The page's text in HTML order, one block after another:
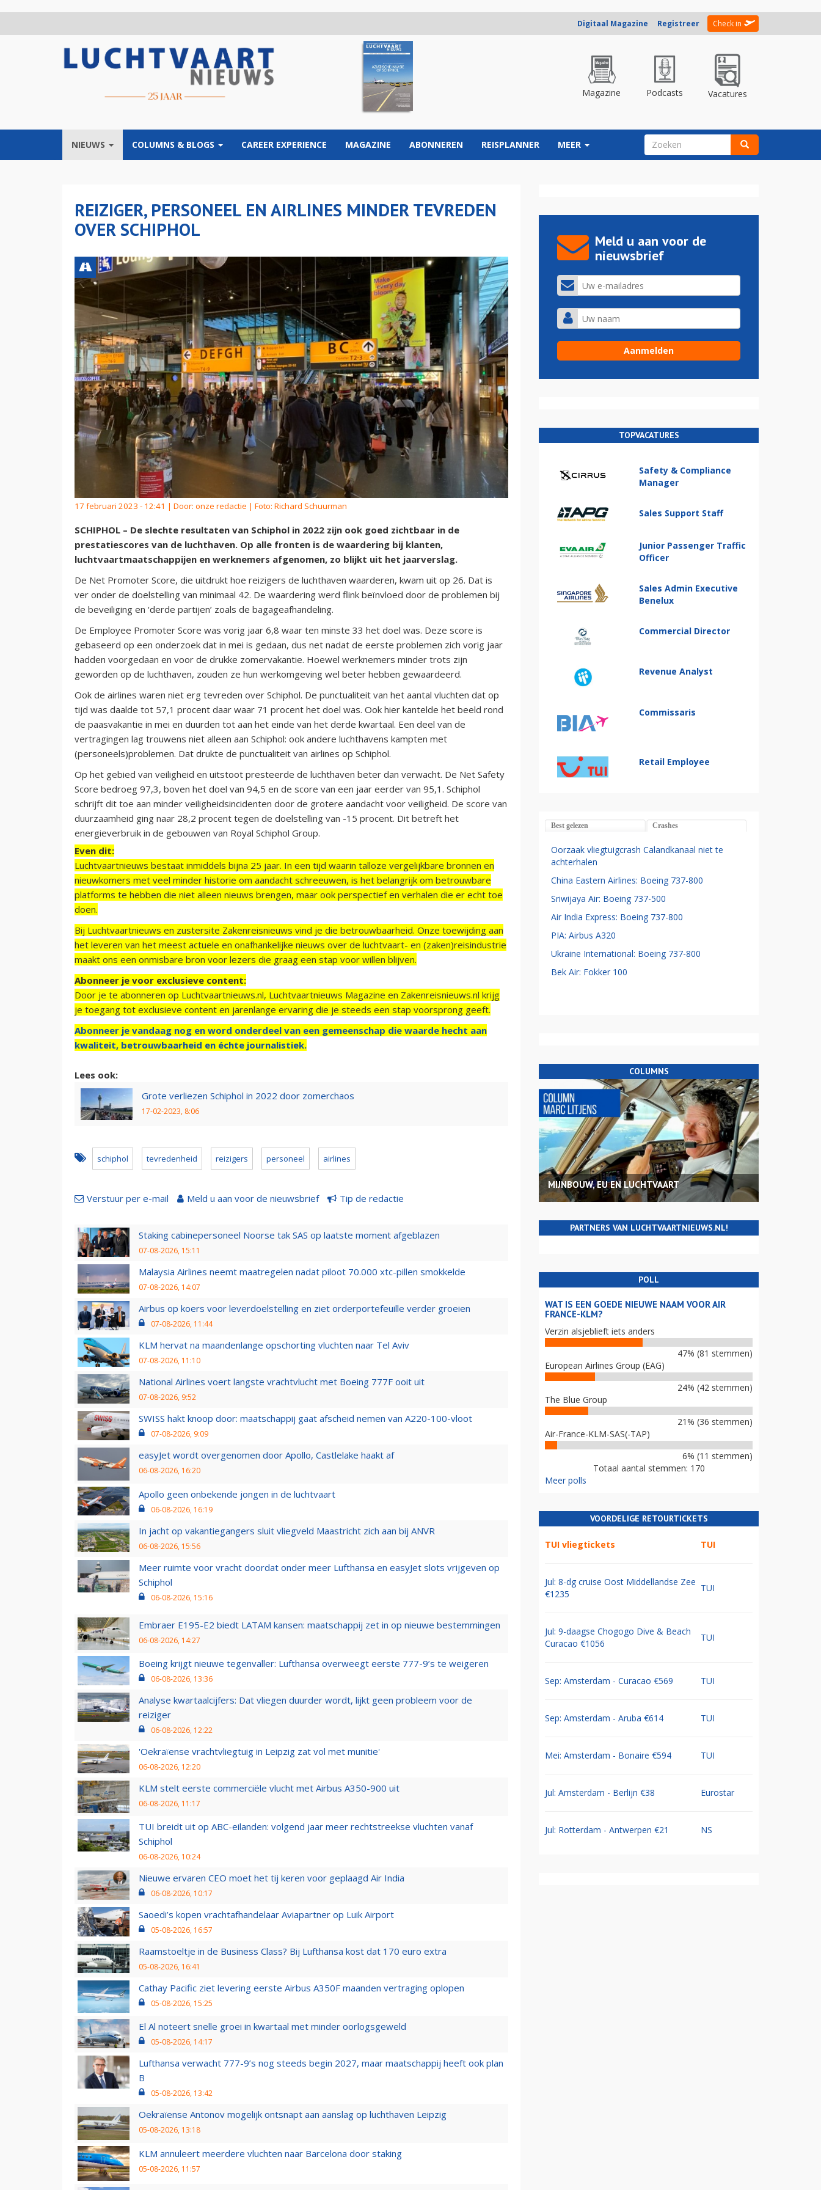
Digitaal Magazine Registreer Check in
Magazine Podcasts Vacatures
NIEUWS COLUMNS & BLOGS CAREER EXPERIENCE MAGAZINE ABONNEREN REISPLANNER MEER ZOEKVELD
REIZIGER, PERSONEEL EN AIRLINES MINDER TEVREDEN
OVER SCHIPHOL
17 februari 2023 - 12:41 | Door: onze redactie | Foto: Richard Schuurman
SCHIPHOL – De slechte resultaten van Schiphol in 2022 zijn ook goed zichtbaar in de
prestatiescores van de luchthaven. Op alle fronten is de waardering bij klanten,
luchtvaartmaatschappijen en werknemers afgenomen, zo blijkt uit het jaarverslag.
De Net Promoter Score, die uitdrukt hoe reizigers de luchthaven waarderen, kwam uit op 26. Dat is
ver onder de doelstelling van minimaal 42. De waardering werd flink beïnvloed door de problemen bij
de beveiliging en ‘derde partijen’ zoals de bagageafhandeling.
De Employee Promoter Score was vorig jaar 6,8 waar ten minste 33 het doel was. Deze score is
gebaseerd op een onderzoek dat in mei is gedaan, dus net nadat de eerste problemen zich vorig jaar
hadden voorgedaan en voor de drukke zomervakantie. Hoewel werknemers minder trots zijn
geworden op de luchthaven, zouden ze hun werkomgeving wel beter hebben gewaardeerd.
Ook de airlines waren niet erg tevreden over Schiphol. De punctualiteit van het aantal vluchten dat op
tijd was daalde tot 57,1 procent daar waar 71 procent het doel was. Ook hier kantelde het beeld rond
de paasvakantie in mei en duurden tot aan het einde van het derde kwartaal. Een deel van de
vertragingen lag trouwens niet alleen aan Schiphol: ook andere luchthavens kampten met
(personeels)problemen. Dat drukte de punctualiteit van airlines op Schiphol.
Op het gebied van veiligheid en uitstoot presteerde de luchthaven beter dan verwacht. De Net Safety
Score bedroeg 97,3, boven het doel van 94,5 en de score van een jaar eerder van 95,1. Schiphol
schrijft dit toe aan minder veiligheidsincidenten door de grotere aandacht voor veiligheid. De score van
duurzaamheid ging naar 28,2 procent tegen de doelstelling van -15 procent. Dit betreft het
energieverbruik in de gebouwen van Royal Schiphol Group.
Even dit:
Luchtvaartnieuws bestaat inmiddels bijna 25 jaar. In een tijd waarin talloze vergelijkbare bronnen en
nieuwkomers met veel minder historie om aandacht schreeuwen, is het belangrijk om betrouwbare
platforms te hebben die niet alleen nieuws brengen, maar ook perspectief en verhalen die er echt toe
doen.
Bij Luchtvaartnieuws en zustersite Zakenreisnieuws vind je die betrouwbaarheid. Onze toewijding aan
het leveren van het meest actuele en onafhankelijke nieuws over de luchtvaart- en (zaken)reisindustrie
maakt ons een onmisbare bron voor lezers die graag een stap voor willen blijven.
Abonneer je voor exclusieve content:
Door je te abonneren op Luchtvaartnieuws.nl, Luchtvaartnieuws Magazine en Zakenreisnieuws.nl krijg
je toegang tot exclusieve content en jarenlange ervaring die je steeds een stap voorsprong geeft.
Abonneer je vandaag nog en word onderdeel van een gemeenschap die waarde hecht aan
kwaliteit, betrouwbaarheid en échte journalistiek.
Lees ook:
Grote verliezen Schiphol in 2022 door zomerchaos
17-02-2023, 8:06
schiphol tevredenheid reizigers personeel airlines
Verstuur per e-mail Meld u aan voor de nieuwsbrief Tip de redactie
Staking cabinepersoneel Noorse tak SAS op laatste moment afgeblazen
07-08-2026, 15:11
Malaysia Airlines neemt maatregelen nadat piloot 70.000 xtc-pillen smokkelde
07-08-2026, 14:07
Airbus op koers voor leverdoelstelling en ziet orderportefeuille verder groeien
07-08-2026, 11:44
KLM hervat na maandenlange opschorting vluchten naar Tel Aviv
07-08-2026, 11:10
National Airlines voert langste vrachtvlucht met Boeing 777F ooit uit
07-08-2026, 9:52
SWISS hakt knoop door: maatschappij gaat afscheid nemen van A220-100-vloot
07-08-2026, 9:09
easyJet wordt overgenomen door Apollo, Castlelake haakt af
06-08-2026, 16:20
Apollo geen onbekende jongen in de luchtvaart
06-08-2026, 16:19
In jacht op vakantiegangers sluit vliegveld Maastricht zich aan bij ANVR
06-08-2026, 15:56
Meer ruimte voor vracht doordat onder meer Lufthansa en easyJet slots vrijgeven op
Schiphol
06-08-2026, 15:16
Embraer E195-E2 biedt LATAM kansen: maatschappij zet in op nieuwe bestemmingen
06-08-2026, 14:27
Boeing krijgt nieuwe tegenvaller: Lufthansa overweegt eerste 777-9’s te weigeren
06-08-2026, 13:36
Analyse kwartaalcijfers: Dat vliegen duurder wordt, lijkt geen probleem voor de
reiziger
06-08-2026, 12:22
'Oekraïense vrachtvliegtuig in Leipzig zat vol met munitie'
06-08-2026, 12:20
KLM stelt eerste commerciële vlucht met Airbus A350-900 uit
06-08-2026, 11:17
TUI breidt uit op ABC-eilanden: volgend jaar meer rechtstreekse vluchten vanaf
Schiphol
06-08-2026, 10:24
Nieuwe ervaren CEO moet het tij keren voor geplaagd Air India
06-08-2026, 10:17
Saoedi’s kopen vrachtafhandelaar Aviapartner op Luik Airport
05-08-2026, 16:57
Raamstoeltje in de Business Class? Bij Lufthansa kost dat 170 euro extra
05-08-2026, 16:41
Cathay Pacific ziet levering eerste Airbus A350F maanden vertraging oplopen
05-08-2026, 15:25
El Al noteert snelle groei in kwartaal met minder oorlogsgeweld
05-08-2026, 14:17
Lufthansa verwacht 777-9’s nog steeds begin 2027, maar maatschappij heeft ook plan
B
05-08-2026, 13:42
Oekraïense Antonov mogelijk ontsnapt aan aanslag op luchthaven Leipzig
05-08-2026, 13:18
KLM annuleert meerdere vluchten naar Barcelona door staking
05-08-2026, 11:57
Meld u aan voor de
nieuwsbrief
TOPVACATURES
Safety & Compliance
Manager
Sales Support Staff
Junior Passenger Traffic
Officer
Sales Admin Executive
Benelux
Commercial Director
Revenue Analyst
Commissaris
Retail Employee
Best gelezen Crashes
Oorzaak vliegtuigcrash Calandkanaal niet te
achterhalen
China Eastern Airlines: Boeing 737-800
Sriwijaya Air: Boeing 737-500
Air India Express: Boeing 737-800
PIA: Airbus A320
Ukraine International: Boeing 737-800
Bek Air: Fokker 100
COLUMNS
MIJNBOUW, EU EN LUCHTVAART
PARTNERS VAN LUCHTVAARTNIEUWS.NL!
POLL
WAT IS EEN GOEDE NIEUWE NAAM VOOR AIR
FRANCE-KLM?
Verzin alsjeblieft iets anders
47% (81 stemmen)
European Airlines Group (EAG)
24% (42 stemmen)
The Blue Group
21% (36 stemmen)
Air-France-KLM-SAS(-TAP)
6% (11 stemmen)
Totaal aantal stemmen: 170
Meer polls
VOORDELIGE RETOURTICKETS
TUI vliegtickets TUI
Jul: 8-dg cruise Oost Middellandse Zee
€1235
TUI
Jul: 9-daagse Chogogo Dive & Beach
Curacao €1056
TUI
Sep: Amsterdam - Curacao €569 TUI
Sep: Amsterdam - Aruba €614 TUI
Mei: Amsterdam - Bonaire €594 TUI
Jul: Amsterdam - Berlijn €38 Eurostar
Jul: Rotterdam - Antwerpen €21 NS